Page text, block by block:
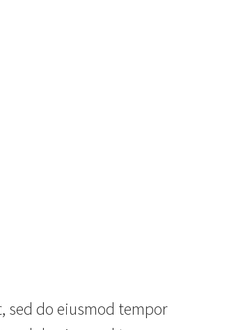
sed do eiusmod tempor